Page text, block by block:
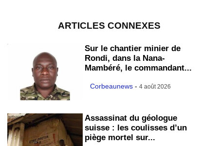
ARTICLES CONNEXES
Sur le chantier minier de
Rondi, dans la Nana-
Mambéré, le commandant...
Corbeaunews - 4 août 2026
Assassinat du géologue
suisse : les coulisses d’un
piège mortel sur...